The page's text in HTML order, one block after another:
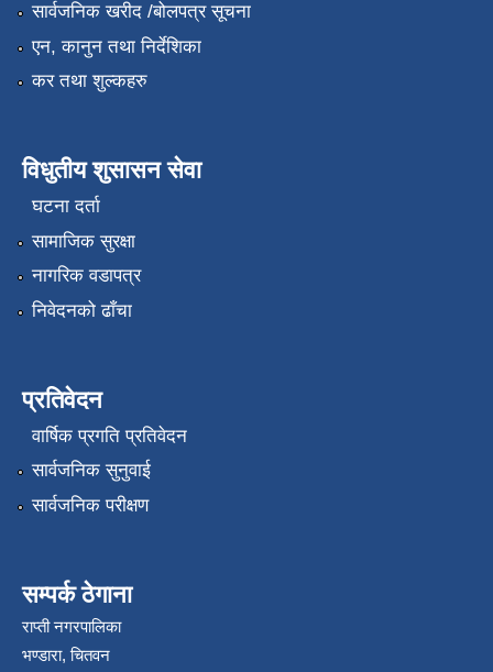
सार्वजनिक खरीद /बोलपत्र सूचना
एन, कानुन तथा निर्देशिका
कर तथा शुल्कहरु
विधुतीय शुसासन सेवा
घटना दर्ता
सामाजिक सुरक्षा
नागरिक वडापत्र
निवेदनको ढाँचा
प्रतिवेदन
वार्षिक प्रगति प्रतिवेदन
सार्वजनिक सुनुवाई
सार्वजनिक परीक्षण
सम्पर्क ठेगाना
राप्ती नगरपालिका
भण्डारा, चितवन